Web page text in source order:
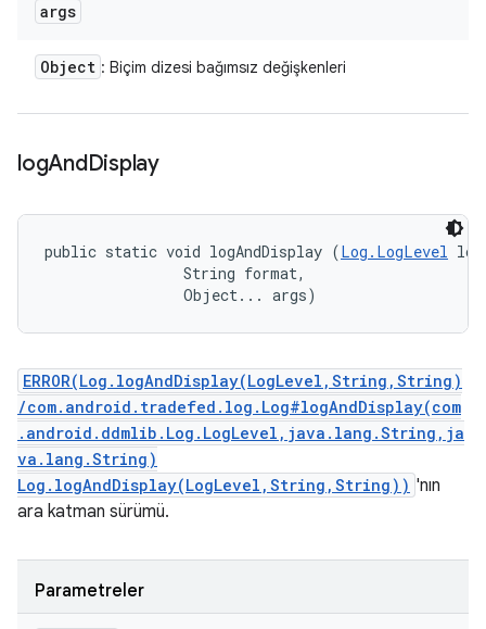
args
Object : Biçim dizesi bağımsız değişkenleri
logAndDisplay
public static void logAndDisplay (Log.LogLevel
                String format,
                Object... args)
ERROR(Log.logAndDisplay(LogLevel,String,String)
/com.android.tradefed.log.Log#logAndDisplay(com
.android.ddmlib.Log.LogLevel,java.lang.String,ja
va.lang.String)
Log.logAndDisplay(LogLevel,String,String)) 'nın
ara katman sürümü.
Parametreler